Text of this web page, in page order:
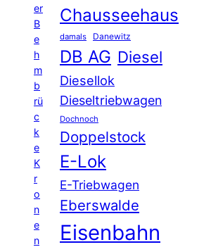
er
B
e
h
m
b
rü
c
k
e
K
r
o
n
e
n
Chausseehaus
damals Danewitz
DB AG Diesel
Diesellok
Dieseltriebwagen
Dochnoch
Doppelstock
E-Lok
E-Triebwagen
Eberswalde
Eisenbahn